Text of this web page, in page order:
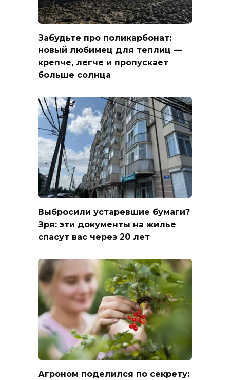
Забудьте про поликарбонат:
новый любимец для теплиц —
крепче, легче и пропускает
больше солнца
Выбросили устаревшие бумаги?
Зря: эти документы на жилье
спасут вас через 20 лет
Агроном поделился по секрету: